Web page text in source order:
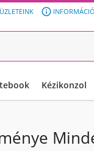

ÜZLETEINK
Kézikonzol